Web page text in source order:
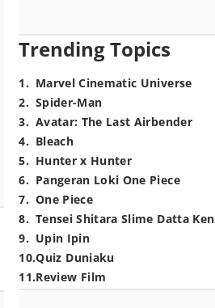
Trending Topics
1. Marvel Cinematic Universe
2. Spider-Man
3. Avatar: The Last Airbender
4. Bleach
5. Hunter x Hunter
6. Pangeran Loki One Piece
7. One Piece
8. Tensei Shitara Slime Datta Ken
9. Upin Ipin
10.Quiz Duniaku
11.Review Film